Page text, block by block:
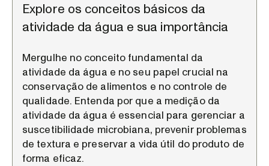
Explore os conceitos básicos da
atividade da água e sua importância
Mergulhe no conceito fundamental da
atividade da água e no seu papel crucial na
conservação de alimentos e no controle de
qualidade. Entenda por que a medição da
atividade da água é essencial para gerenciar a
suscetibilidade microbiana, prevenir problemas
de textura e preservar a vida útil do produto de
forma eficaz.